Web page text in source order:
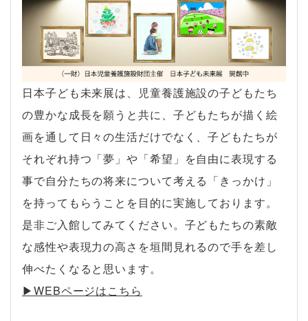
日本子ども未来展は、児童養護施設の子どもたち
の豊かな成長を願うと共に、子どもたちが描く絵
画を通して日々の生活だけでなく、子どもたちが
それぞれ持つ「夢」や「希望」を自由に表現する
事で自分たちの将来について考える「きっかけ」
を持ってもらうことを目的に実施しております。
是非ご入館してみてください。子どもたちの素敵
な感性や表現力の高さを垣間見れるので手を差し
伸べたくなると思います。
▶︎WEBページはこちら